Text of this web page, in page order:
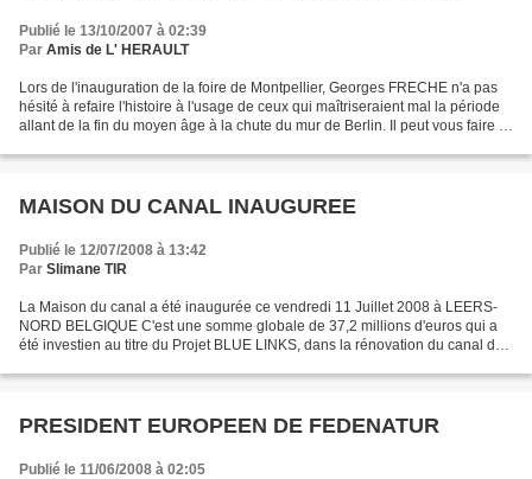
Publié le 13/10/2007 à 02:39
Par Amis de L' HERAULT
Lors de l'inauguration de la foire de Montpellier, Georges FRECHE n'a pas
hésité à refaire l'histoire à l'usage de ceux qui maîtriseraient mal la période
allant de la fin du moyen âge à la chute du mur de Berlin. Il peut vous faire la
MAISON DU CANAL INAUGUREE
Publié le 12/07/2008 à 13:42
Par Slimane TIR
La Maison du canal a été inaugurée ce vendredi 11 Juillet 2008 à LEERS-
NORD BELGIQUE C'est une somme globale de 37,2 millions d'euros qui a
été investien au titre du Projet BLUE LINKS, dans la rénovation du canal de
PRESIDENT EUROPEEN DE FEDENATUR
Publié le 11/06/2008 à 02:05